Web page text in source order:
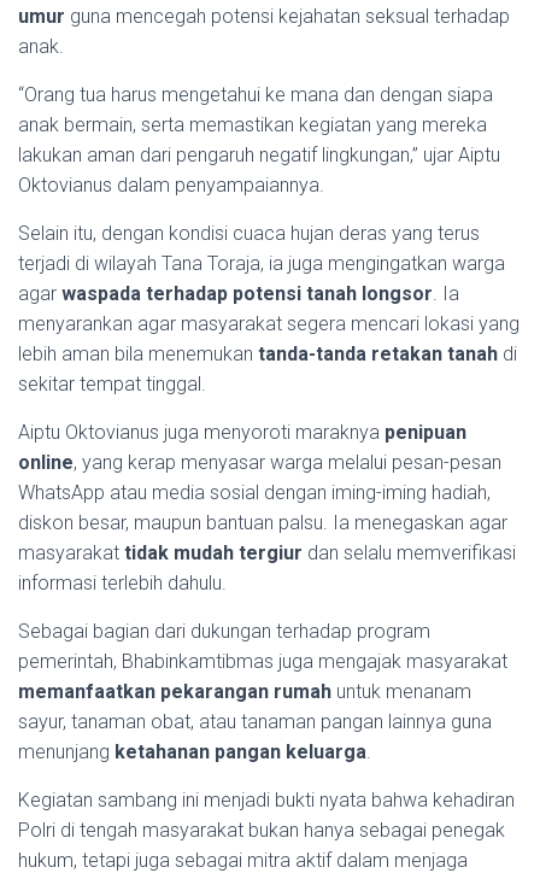
umur guna mencegah potensi kejahatan seksual terhadap
anak.
“Orang tua harus mengetahui ke mana dan dengan siapa
anak bermain, serta memastikan kegiatan yang mereka
lakukan aman dari pengaruh negatif lingkungan,” ujar Aiptu
Oktovianus dalam penyampaiannya.
Selain itu, dengan kondisi cuaca hujan deras yang terus
terjadi di wilayah Tana Toraja, ia juga mengingatkan warga
agar waspada terhadap potensi tanah longsor . Ia
menyarankan agar masyarakat segera mencari lokasi yang
lebih aman bila menemukan tanda-tanda retakan tanah di
sekitar tempat tinggal.
Aiptu Oktovianus juga menyoroti maraknya penipuan
online, yang kerap menyasar warga melalui pesan-pesan
WhatsApp atau media sosial dengan iming-iming hadiah,
diskon besar, maupun bantuan palsu. Ia menegaskan agar
masyarakat tidak mudah tergiur dan selalu memverifikasi
informasi terlebih dahulu.
Sebagai bagian dari dukungan terhadap program
pemerintah, Bhabinkamtibmas juga mengajak masyarakat
memanfaatkan pekarangan rumah untuk menanam
sayur, tanaman obat, atau tanaman pangan lainnya guna
menunjang ketahanan pangan keluarga
Kegiatan sambang ini menjadi bukti nyata bahwa kehadiran
Polri di tengah masyarakat bukan hanya sebagai penegak
hukum, tetapi juga sebagai mitra aktif dalam menjaga